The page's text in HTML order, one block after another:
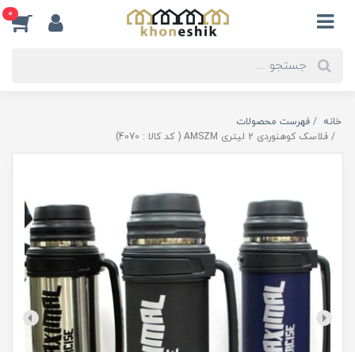
0
خانه
فهرست محصولات
فلاسک کوهنوردی 2 لیتری AMSZM ( کد کالا : 4070)